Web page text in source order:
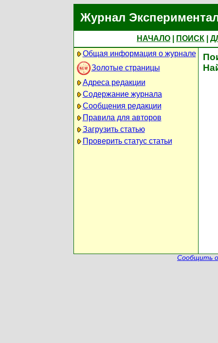
Журнал
НАЧАЛО ПОИСК
Общая информация о журнале
Золотые страницы
Адреса редакции
Содержание журнала
Сообщения редакции
Правила для авторов
Загрузить статью
Проверить статус статьи
Сообщить о